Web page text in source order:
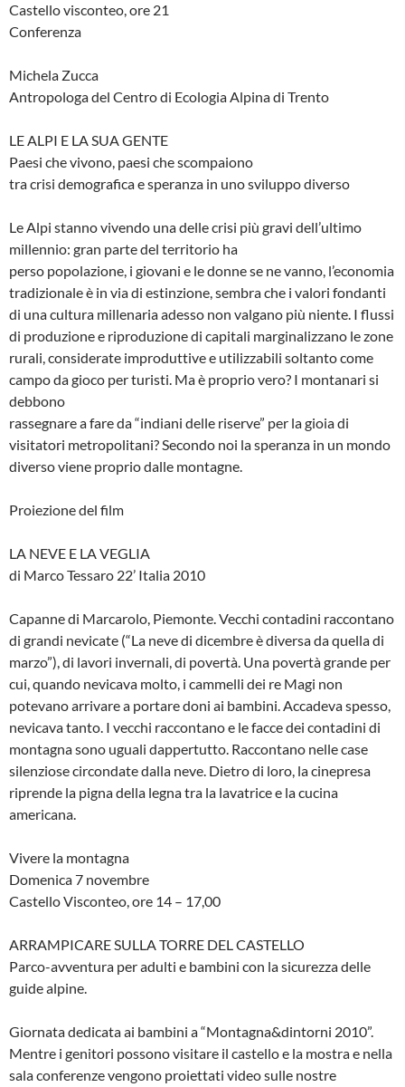
Castello visconteo, ore 21
Conferenza
Michela Zucca
Antropologa del Centro di Ecologia Alpina di Trento
LE ALPI E LA SUA GENTE
Paesi che vivono, paesi che scompaiono
tra crisi demografica e speranza in uno sviluppo diverso
Le Alpi stanno vivendo una delle crisi più gravi dell’ultimo
millennio: gran parte del territorio ha
perso popolazione, i giovani e le donne se ne vanno, l’economia
tradizionale è in via di estinzione, sembra che i valori fondanti
di una cultura millenaria adesso non valgano più niente. I flussi
di produzione e riproduzione di capitali marginalizzano le zone
rurali, considerate improduttive e utilizzabili soltanto come
campo da gioco per turisti. Ma è proprio vero? I montanari si
debbono
rassegnare a fare da “indiani delle riserve” per la gioia di
visitatori metropolitani? Secondo noi la speranza in un mondo
diverso viene proprio dalle montagne.
Proiezione del film
LA NEVE E LA VEGLIA
di Marco Tessaro 22’ Italia 2010
Capanne di Marcarolo, Piemonte. Vecchi contadini raccontano
di grandi nevicate (“La neve di dicembre è diversa da quella di
marzo”), di lavori invernali, di povertà. Una povertà grande per
cui, quando nevicava molto, i cammelli dei re Magi non
potevano arrivare a portare doni ai bambini. Accadeva spesso,
nevicava tanto. I vecchi raccontano e le facce dei contadini di
montagna sono uguali dappertutto. Raccontano nelle case
silenziose circondate dalla neve. Dietro di loro, la cinepresa
riprende la pigna della legna tra la lavatrice e la cucina
americana.
Vivere la montagna
Domenica 7 novembre
Castello Visconteo, ore 14 – 17,00
ARRAMPICARE SULLA TORRE DEL CASTELLO
Parco-avventura per adulti e bambini con la sicurezza delle
guide alpine.
Giornata dedicata ai bambini a “Montagna&dintorni 2010”.
Mentre i genitori possono visitare il castello e la mostra e nella
sala conferenze vengono proiettati video sulle nostre